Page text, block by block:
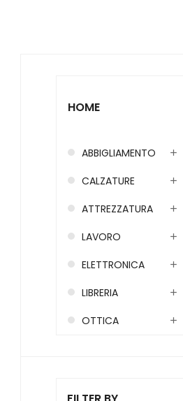
HOME
ABBIGLIAMENTO
CALZATURE
ATTREZZATURA
LAVORO
ELETTRONICA
LIBRERIA
OTTICA